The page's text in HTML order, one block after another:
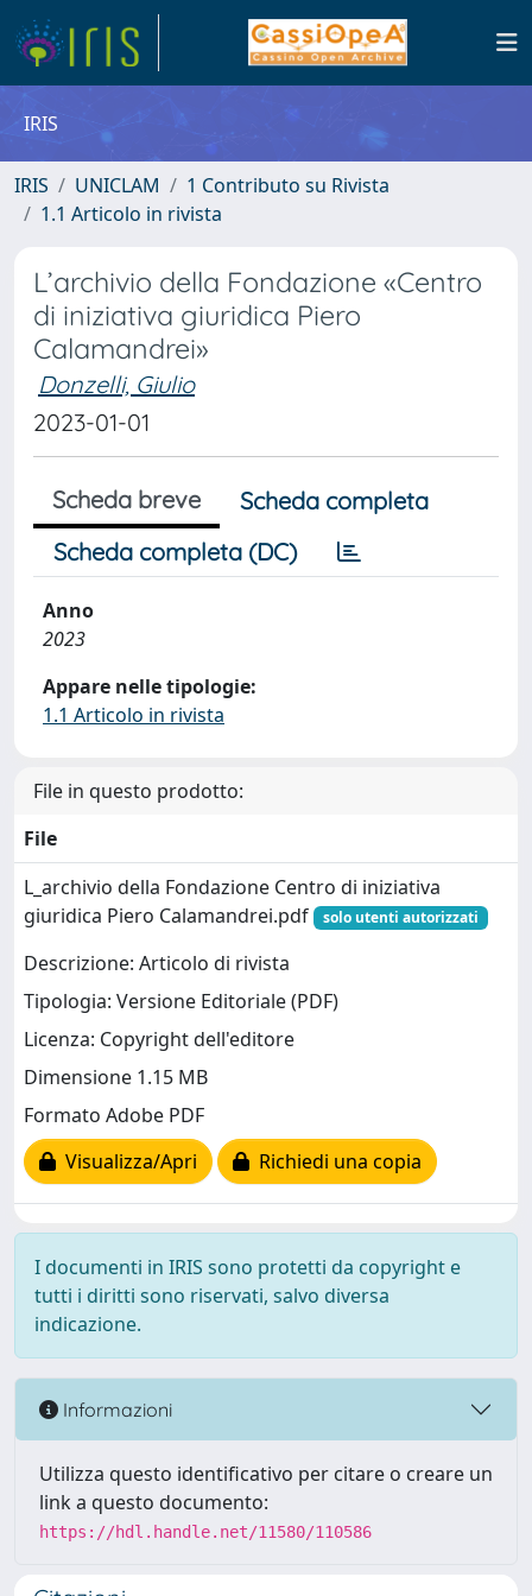
IRIS
IRIS UNICLAM
1 Contributo su Rivista
1.1 Articolo in rivista
L’archivio della Fondazione «Centro
di iniziativa giuridica Piero
Calamandrei»
Donzelli, Giulio
2023-01-01
Scheda breve
Scheda completa
Scheda completa (DC)
Anno
2023
Appare nelle tipologie:
1.1 Articolo in rivista
File in questo prodotto:
File
L_archivio della Fondazione Centro di iniziativa
giuridica Piero Calamandrei.pdf
solo utenti autorizzati
Descrizione: Articolo di rivista
Tipologia: Versione Editoriale (PDF)
Licenza: Copyright dell'editore
Dimensione 1.15 MB
Formato Adobe PDF
Visualizza/Apri
Richiedi una copia
I documenti in IRIS sono protetti da copyright e
tutti i diritti sono riservati, salvo diversa
indicazione.
Informazioni
Utilizza questo identificativo per citare o creare un
link a questo documento:
https://hdl.handle.net/11580/110586